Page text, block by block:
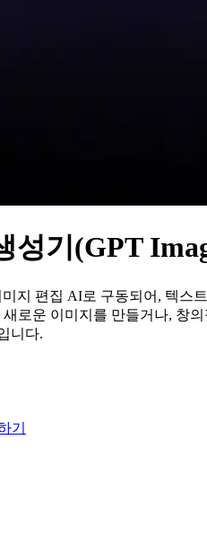
성기(GPT
지 편집 AI로 구동되어, 텍
로운 이미지를 만들거나, 창
니다.
기